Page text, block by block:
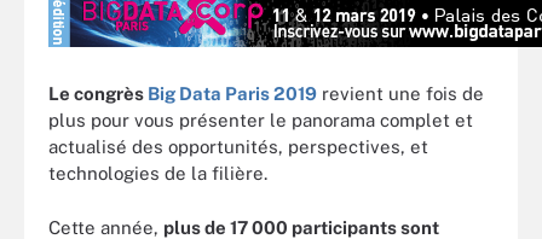
Le congrès Big Data Paris 2019 revient une fois de
plus pour vous présenter le panorama complet et
actualisé des opportunités, perspectives, et
technologies de la filière.
Cette année, plus de 17 000 participants sont